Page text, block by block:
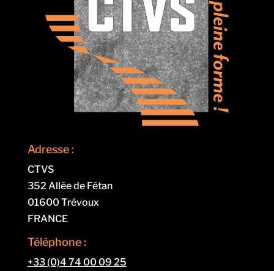
Adresse :
CTVS
352 Allée de Fétan
01600 Trévoux
FRANCE
Téléphone :
+33 (0)4 74 00 09 25